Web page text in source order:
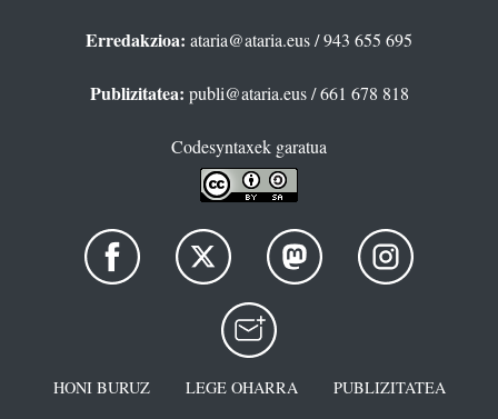
Erredakzioa: ataria@ataria.eus/ 943 655 695
Publizitatea: publi@ataria.eus/ 661 678 818
Codesyntaxek garatua
HONI BURUZ LEGE OHARRA
PUBLIZITATEA